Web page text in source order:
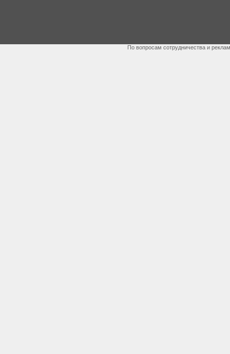
По вопросам сотрудничества и